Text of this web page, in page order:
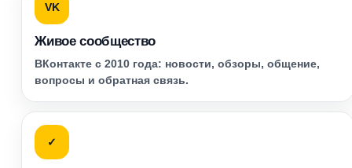
VK
Живое сообщество
ВКонтакте с 2010 года: новости, обзоры, общение,
вопросы и обратная связь.
✓